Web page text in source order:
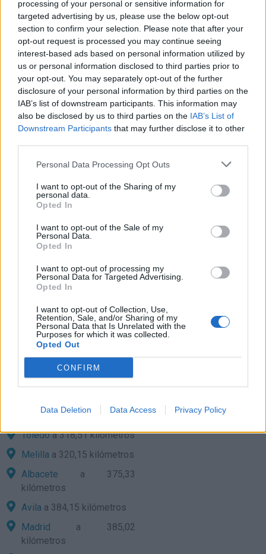
processing of your personal or sensitive information for
targeted advertising by us, please use the below opt-out
section to confirm your selection. Please note that after your
opt-out request is processed you may continue seeing
interest-based ads based on personal information utilized by
us or personal information disclosed to third parties prior to
your opt-out. You may separately opt-out of the further
disclosure of your personal information by third parties on the
IAB’s list of downstream participants. This information may
also be disclosed by us to third parties on the IAB’s List of
Downstream Participants that may further disclose it to other
Personal Data Processing Opt Outs
I want to opt-out of the Sharing of my
personal data.
Opted In
I want to opt-out of the Sale of my
Personal Data.
Opted In
I want to opt-out of processing my
Personal Data for Targeted Advertising.
Opted In
I want to opt-out of Collection, Use,
Retention, Sale, and/or Sharing of my
Personal Data that Is Unrelated with the
Purposes for which it was collected.
Opted Out
CONFIRM
Data Deletion Data Access Privacy Policy
Mairena del Alcora 21,79
kilómetros
Utreraa 23,05 kilómetros
Carmonaa 24,60
kilómetros
Sevilla a 42,25 kilómetros
Córdoba
a 99,71
kilómetros
Huelvaa 124,49 kilómetros
Ceutaa 154,27 kilómetros
Jaéna 164,38 kilómetros
Granadaa 170,87
kilómetros
kilómetros
Ciudad Reala 237,96
kilómetros
a 256,33
kilómetros
kilómetros
Toledoa 318,51 kilómetros
Melilla a 320,15 kilómetros
Albacete a 375,33
kilómetros
Avila a 384,15 kilómetros
Madrid a 385,02
kilómetros